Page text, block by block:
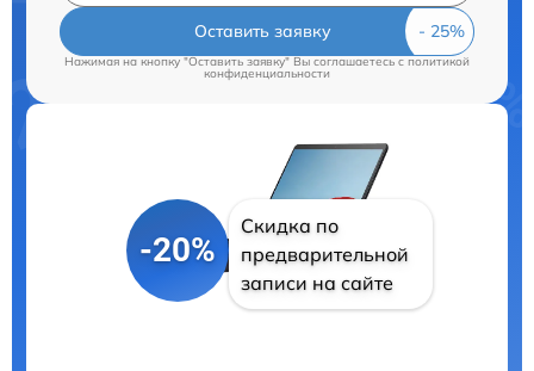
Оставить заявку
Нажимая на кнопку "Оставить заявку" Вы соглашаетесь cполитикой
конфиденциальности
-20%
Скидка по
предварительной
записи на сайте